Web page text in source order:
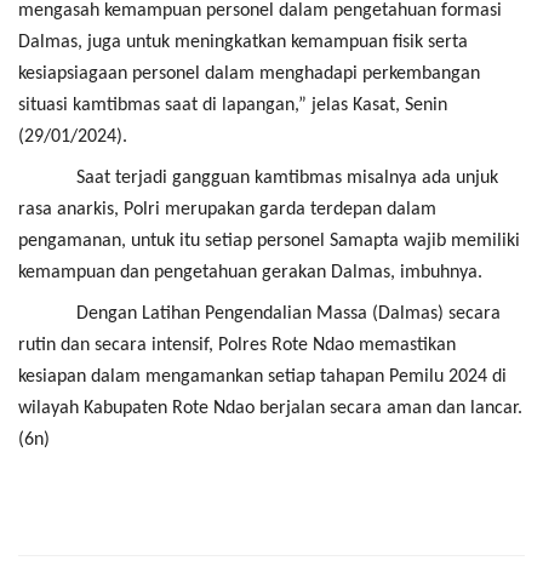
mengasah kemampuan personel dalam pengetahuan formasi
Dalmas, juga untuk meningkatkan kemampuan fisik serta
kesiapsiagaan personel dalam menghadapi perkembangan
situasi kamtibmas saat di lapangan,” jelas Kasat, Senin
(29/01/2024).
Saat terjadi gangguan kamtibmas misalnya ada unjuk
rasa anarkis, Polri merupakan garda terdepan dalam
pengamanan, untuk itu setiap personel Samapta wajib memiliki
kemampuan dan pengetahuan gerakan Dalmas, imbuhnya.
Dengan Latihan Pengendalian Massa (Dalmas) secara
rutin dan secara intensif, Polres Rote Ndao memastikan
kesiapan dalam mengamankan setiap tahapan Pemilu 2024 di
wilayah Kabupaten Rote Ndao berjalan secara aman dan lancar.
(6n)